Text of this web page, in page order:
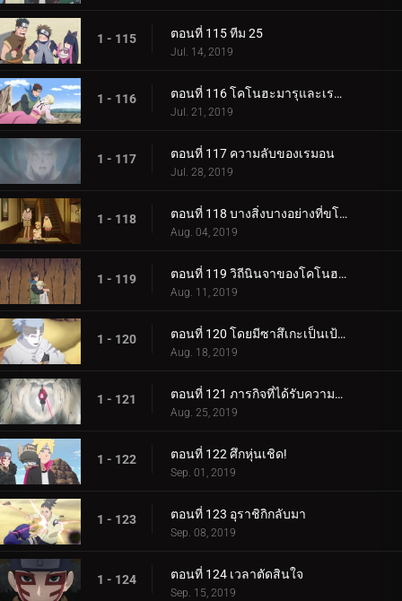
1 - 115 ตอนที่ 115 ทีม 25
Jul. 14, 2019
1 - 116 ตอนที่ 116 โคโนฮะมารุและเรมอน
Jul. 21, 2019
1 - 117 ตอนที่ 117 ความลับของเรมอน
Jul. 28, 2019
1 - 118 ตอนที่ 118 บางสิ่งบางอย่างที่ขโมยความทรงจำ
Aug. 04, 2019
1 - 119 ตอนที่ 119 วิถีนินจาของโคโนฮะมารุ
Aug. 11, 2019
1 - 120 ตอนที่ 120 โดยมีซาสึเกะเป็นเป้าหมาย
Aug. 18, 2019
1 - 121 ตอนที่ 121 ภารกิจที่ได้รับความไว้วางใจ: ปกป้อง One Tails!
Aug. 25, 2019
1 - 122 ตอนที่ 122 ศึกหุ่นเชิด!
Sep. 01, 2019
1 - 123 ตอนที่ 123 อุราชิกิกลับมา
Sep. 08, 2019
1 - 124 ตอนที่ 124 เวลาตัดสินใจ
Sep. 15, 2019